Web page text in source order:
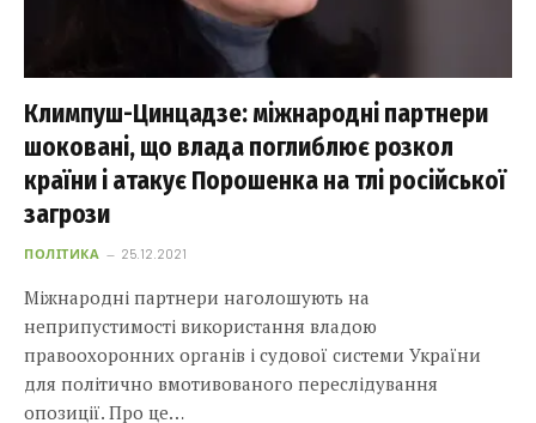
Климпуш-Цинцадзе: міжнародні партнери
шоковані, що влада поглиблює розкол
країни і атакує Порошенка на тлі російської
загрози
ПОЛІТИКА 25.12.2021
Міжнародні партнери наголошують на
неприпустимості використання владою
правоохоронних органів і судової системи України
для політично вмотивованого переслідування
опозиції. Про це…